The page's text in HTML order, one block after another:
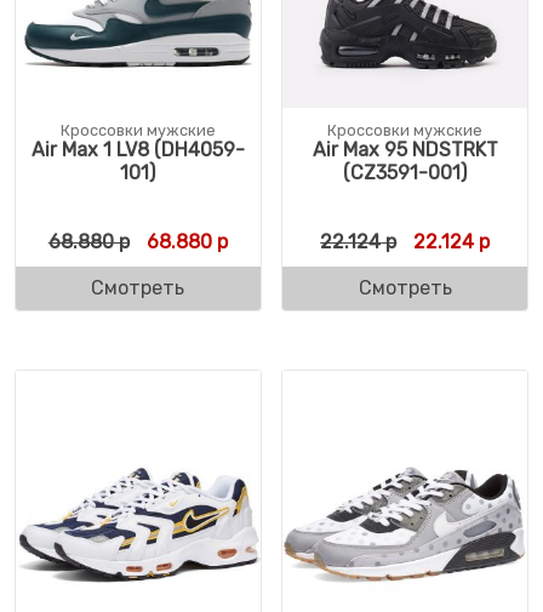
Кроссовки мужские
Air Max 1 LV8 (DH4059-
101)
68.880р Первоначальная цена составляла 68.880
68.880рТекущая цена: 68.880 р.
Смотреть
Кроссовки мужские
Air Max 95 NDSTRKT
(CZ3591-001)
22.124р 22.124р
Смотреть